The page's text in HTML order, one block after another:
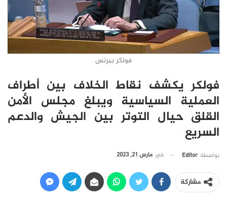
فولكر بيرتس
فولكر يكشف نقاط الخلاف بين أطراف
العملية السياسية ويبلغ مجلس الأمن
القلق حيال التوتر بين الجيش والدعم
السريع
بواسطة Editor في مارس 21, 2023
مشاركة